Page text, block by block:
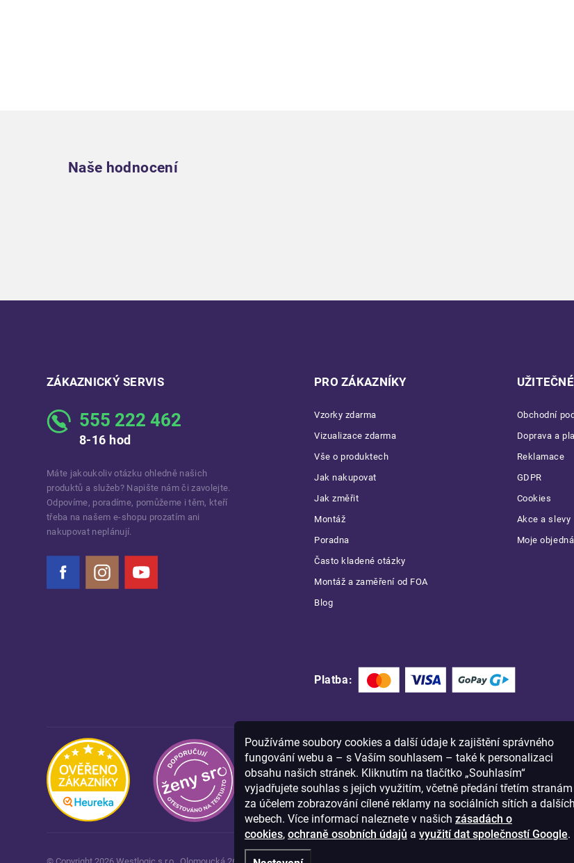
Používáme soubory cookies a další údaje k zajištění správného
fungování webu a – s Vaším souhlasem – také k personalizaci
obsahu našich stránek. Kliknutím na tlačítko „Souhlasím“
vyjadřujete souhlas s jejich využitím, včetně předání třetím stranám
za účelem zobrazování cílené reklamy na sociálních sítích a dalších
webech. Více informací naleznete v našich zásadách o
cookies, ochraně osobních údajů a využití dat společností Google.
Naše hodnocení
ZÁKAZNICKÝ SERVIS
555 222 462
8-16 hod
Máte jakoukoliv otázku ohledně našich
produktů a služeb? Napište nám či zavolejte.
Odpovíme, poradíme, pomůžeme i těm, kteří
třeba na našem e-shopu prozatím ani
nakupovat neplánují.
Instagram
PRO ZÁKAZNÍKY
Vzorky zdarma
Vizualizace zdarma
Vše o produktech
Jak nakupovat
Jak změřit
Montáž
Poradna
Často kladené otázky
Montáž a zaměření od FOA
Blog
Obchodní
Doprava a
Reklamace
GDPR
Cookies
Akce a slevy
Moje
Platba:
© Copyright 2026 Westlogic s.r.o., Olomoucká 267/29, Opava, 746 01